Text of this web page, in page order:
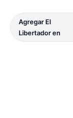
Agregar El
Libertador en